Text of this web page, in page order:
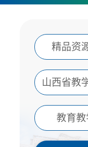
精品资
山西省教
教育